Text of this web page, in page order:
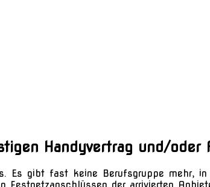
Handyvertrag und/oder
gibt fast keine Berufsgruppe mehr,